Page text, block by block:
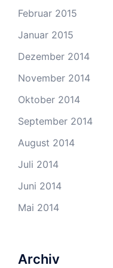
Februar 2015
Januar 2015
Dezember 2014
November 2014
Oktober 2014
September 2014
August 2014
Juli 2014
Juni 2014
Mai 2014
Archiv